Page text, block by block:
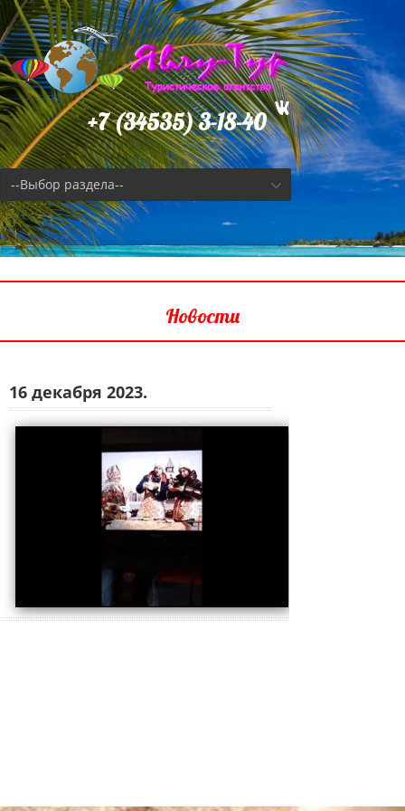
+7 (34535) 3-18-40
--Выбор раздела--
Новости
16 декабря 2023.